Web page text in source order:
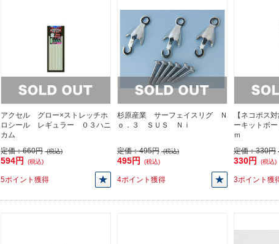
アクセル グロー×ストレッチホ
ロシール レギュラー ０３ハニ
カム
定価：660円 (税込)
594円 (税込)
5ポイント獲得
杉原産業 サーフェイスリグ Ｎ
ｏ．３ ＳＵＳ Ｎｉ
定価：495円 (税込)
495円 (税込)
4ポイント獲得
【ネコポス
ーキットボ
ｍ
定価：330円
330円 (税込)
3ポイント獲